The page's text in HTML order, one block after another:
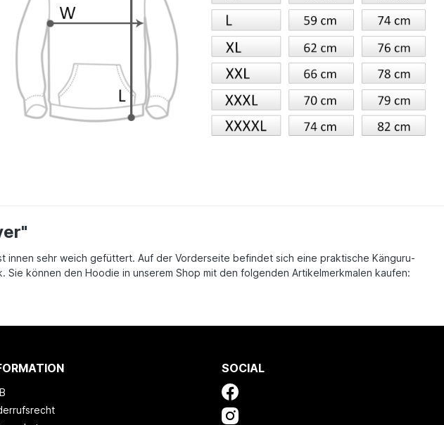
innen sehr weich gefüttert. Auf der Vorderseite befindet sich eine praktische Känguru-
können den Hoodie in unserem Shop mit den folgenden Artikelmerkmalen kaufen:
SOCIAL